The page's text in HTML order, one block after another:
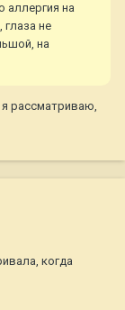
аллергия на
не
на
рассматриваю,
когда